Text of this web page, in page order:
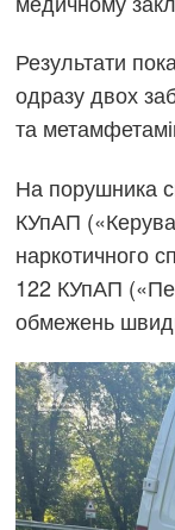
Результати
одразу двох
та
На порушника
КУпАП
наркотичного
122 КУпАП
обмежень